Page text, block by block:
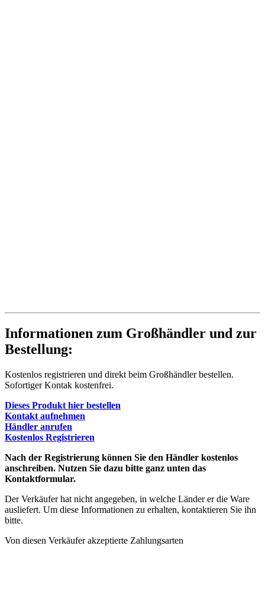
Informationen zum Großhändler und zur
Bestellung:
Kostenlos registrieren und direkt beim Großhändler bestellen.
Sofortiger Kontak kostenfrei.
Dieses Produkt hier bestellen
Kontakt aufnehmen
Händler anrufen
Kostenlos Registrieren
Nach der Registrierung können Sie den Händler kostenlos
anschreiben. Nutzen Sie dazu bitte ganz unten das
Kontaktformular.
Der Verkäufer hat nicht angegeben, in welche Länder er die Ware
ausliefert. Um diese Informationen zu erhalten, kontaktieren Sie ihn
bitte.
Von diesen Verkäufer akzeptierte Zahlungsarten